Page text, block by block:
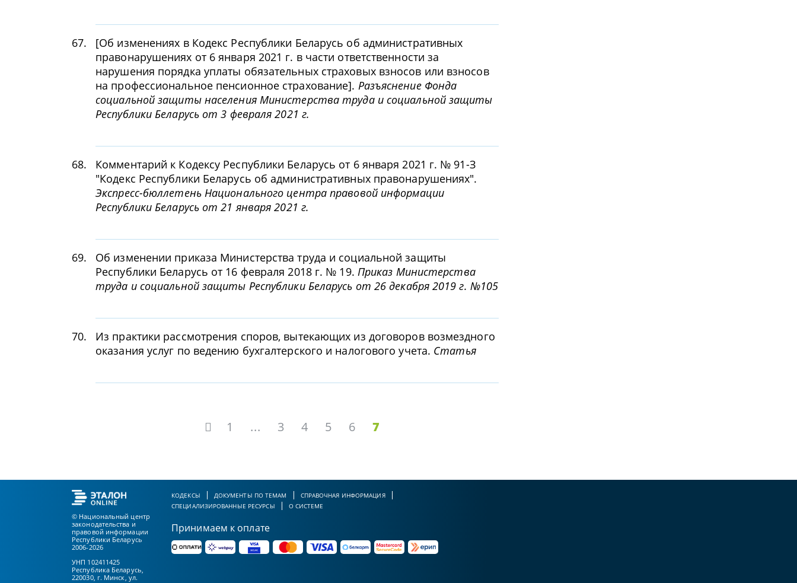
67.
[Об изменениях в Кодекс Республики Беларусь об административных
правонарушениях от 6 января 2021 г. в части ответственности за
нарушения порядка уплаты обязательных страховых взносов или взносов
на профессиональное пенсионное страхование]. Разъяснение Фонда
социальной защиты населения Министерства труда и социальной защиты
Республики Беларусь от 3 февраля 2021 г.
68.
Комментарий к Кодексу Республики Беларусь от 6 января 2021 г. № 91-З
"Кодекс Республики Беларусь об административных правонарушениях".
Экспресс-бюллетень Национального центра правовой информации
Республики Беларусь от 21 января 2021 г.
69.
Об изменении приказа Министерства труда и социальной защиты
Республики Беларусь от 16 февраля 2018 г. № 19. Приказ Министерства
труда и социальной защиты Республики Беларусь от 26 декабря 2019 г. №105
70.
Из практики рассмотрения споров, вытекающих из договоров возмездного
оказания услуг по ведению бухгалтерского и налогового учета. Статья
1 ... 3 4 5 6 7
© Национальный центр
законодательства и
правовой информации
Республики Беларусь
2006-2026
УНП 102411425
Республика Беларусь,
220030, г. Минск, ул.
КОДЕКСЫ ДОКУМЕНТЫ ПО ТЕМАМ
СПРАВОЧНАЯ ИНФОРМАЦИЯ
СПЕЦИАЛИЗИРОВАННЫЕ РЕСУРСЫ
О СИСТЕМЕ
Принимаем к оплате